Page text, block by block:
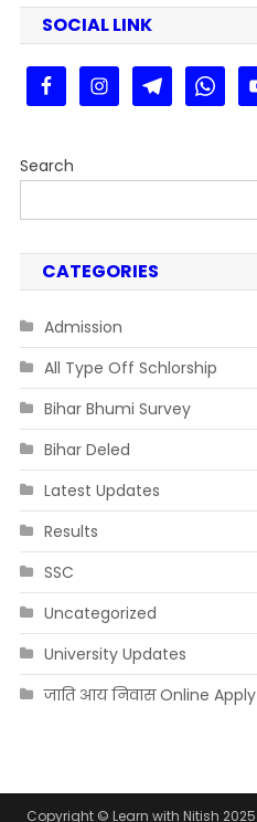
SOCIAL LINK
Search
CATEGORIES
Admission
All Type Off Schlorship
Bihar Bhumi Survey
Bihar Deled
Latest Updates
Results
SSC
Uncategorized
University Updates
जाति आय निवास Online Apply
Copyright © Learn with Nitish 2025